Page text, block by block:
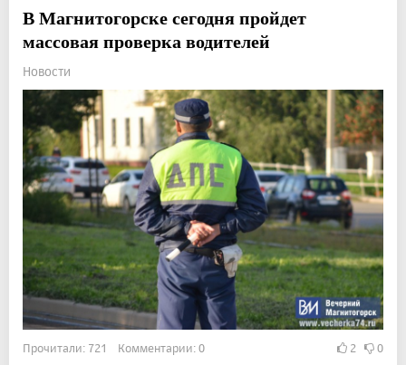
В Магнитогорске сегодня пройдет
массовая проверка водителей
Новости
Прочитали: 721 Комментарии: 0 2 0